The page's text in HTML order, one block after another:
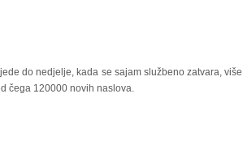
do nedjelje, kada se sajam službeno zatvara, više
čega 120000 novih naslova.